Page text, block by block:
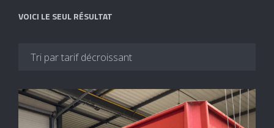
VOICI LE SEUL RÉSULTAT